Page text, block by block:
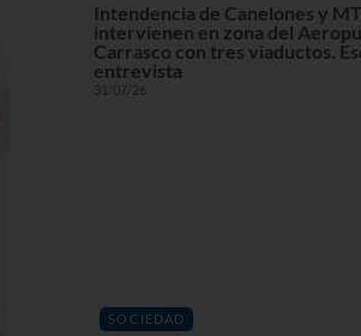
Intendencia de Canelones y
intervienen en zona del
Carrasco con tres viaductos.
entrevista
31/07/26
SOCIEDAD